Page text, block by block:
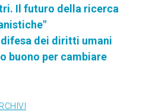
Il futuro della ricerca
dei diritti umani
buono per cambiare